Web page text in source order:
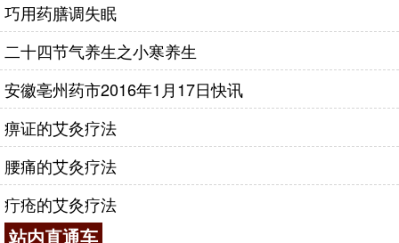
巧用药膳调失眠
二十四节气养生之小寒养生
安徽亳州药市2016年1月17日快讯
痹证的艾灸疗法
腰痛的艾灸疗法
疔疮的艾灸疗法
站内直通车